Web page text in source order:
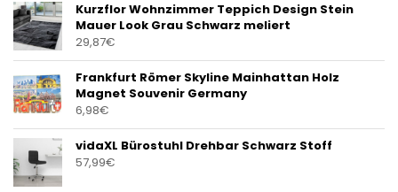
Kurzflor Wohnzimmer Teppich Design Stein
Mauer Look Grau Schwarz meliert
29,87€
Frankfurt Römer Skyline Mainhattan Holz
Magnet Souvenir Germany
6,98€
vidaXL Bürostuhl Drehbar Schwarz Stoff
57,99€